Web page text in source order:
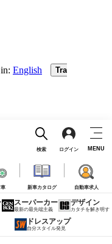
新車カタログ 自動車求人
検索 ログイン MENU
スーパーカー
最新の最先端主義
デザイン
カタチを解き明す
ドレスアップ
自分スタイル発見